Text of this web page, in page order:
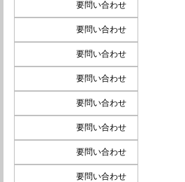
要問い合わせ
要問い合わせ
要問い合わせ
要問い合わせ
要問い合わせ
要問い合わせ
要問い合わせ
要問い合わせ